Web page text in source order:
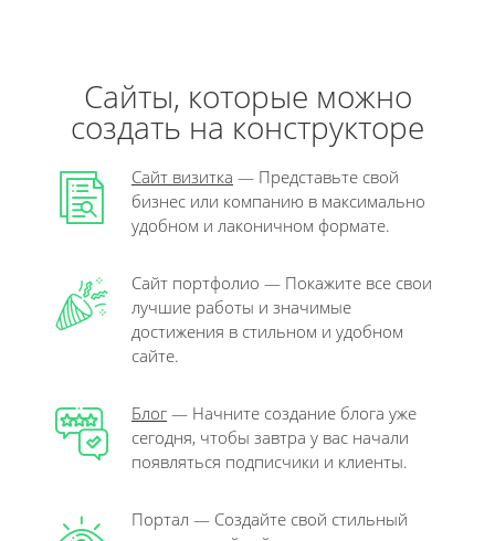
Сайты, которые можно
создать на конструкторе
Сайт визитка — Представьте свой
бизнес или компанию в максимально
удобном и лаконичном формате.
Сайт портфолио — Покажите все свои
лучшие работы и значимые
достижения в стильном и удобном
сайте.
Блог — Начните создание блога уже
сегодня, чтобы завтра у вас начали
появляться подписчики и клиенты.
Портал — Создайте свой стильный